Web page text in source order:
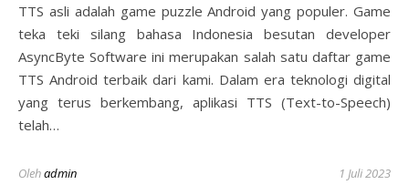
TTS asli adalah game puzzle Android yang populer. Game
teka teki silang bahasa Indonesia besutan developer
AsyncByte Software ini merupakan salah satu daftar game
TTS Android terbaik dari kami. Dalam era teknologi digital
yang terus berkembang, aplikasi TTS (Text-to-Speech)
telah…
Olehadmin 1 Juli 2023